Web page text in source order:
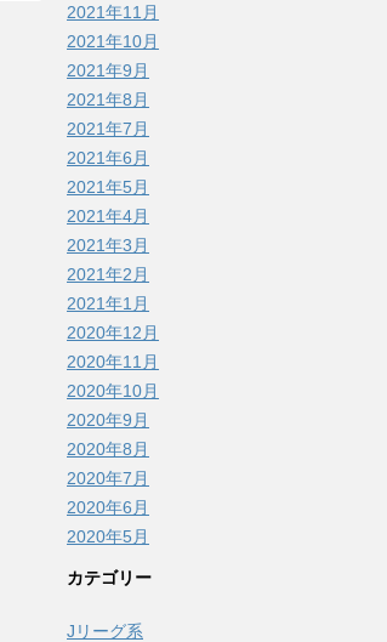
2021年11月
2021年10月
2021年9月
2021年8月
2021年7月
2021年6月
2021年5月
2021年4月
2021年3月
2021年2月
2021年1月
2020年12月
2020年11月
2020年10月
2020年9月
2020年8月
2020年7月
2020年6月
2020年5月
カテゴリー
Jリーグ系